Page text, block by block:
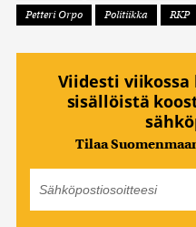
Petteri Orpo
Politiikka RKP
Viidesti
sisällöistä
Tilaa